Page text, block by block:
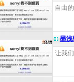
自由
墨浅
让我